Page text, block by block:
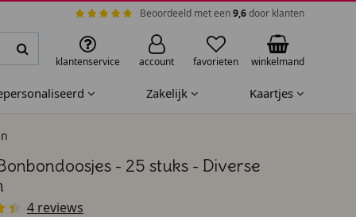
Beoordeeld met een9,6door klanten
klantenservice account favorieten winkelmand
Zakelijk Kaartjes
- 25 stuks - Diverse
4 reviews